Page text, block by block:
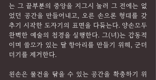
는 그 끝부분의 중앙을 지그시 눌러 그 전에는 없
었던 공간을 만들어내고, 오른 손으론 형태를 갖
추기 시작한 도자기의 표면을 다듬는다. 양손모두
완벽한 예술의 첩경을 실행한다. 그(녀)는 감동적
이며 쓸모가 있는 달 항아리를 만들기 위해, 군더
더기를 제거한다.
왼손은 물건을 담을 수 있는 공간을 확충하기 위